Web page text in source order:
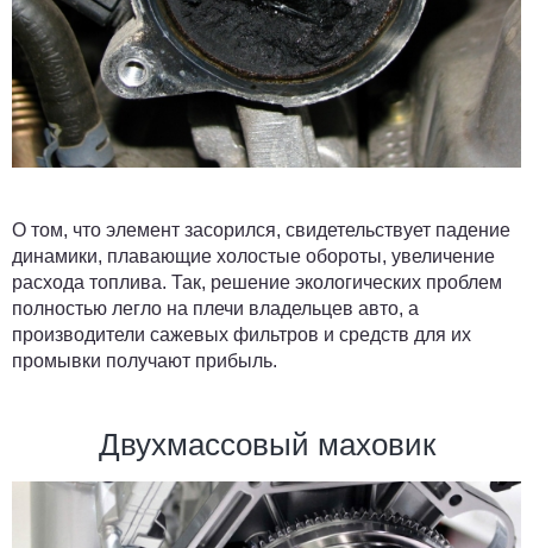
О том, что элемент засорился, свидетельствует падение
динамики, плавающие холостые обороты, увеличение
расхода топлива. Так, решение экологических проблем
полностью легло на плечи владельцев авто, а
производители сажевых фильтров и средств для их
промывки получают прибыль.
Двухмассовый маховик